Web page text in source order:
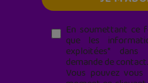
En soumettant ce
que les
exploitées*
demande de contact.
Vous pouvez